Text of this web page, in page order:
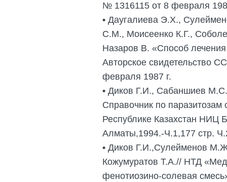
№ 1316115 от 8 февраля
• Даугалиева Э.Х.,
С.М., Моисеенко К.Г.,
Назаров В. «Способ лечения
Авторское свидетельство
февраля 1987 г.
• Диков Г.И., Сабаншиев
Справочник по паразитозам
Республике Казахстан НИЦ
Алматы,1994.-Ч.1,177 стр.
• Диков Г.И.,Сулейменов
Кожумуратов Т.А.// НТД
фенотиозино-солевая